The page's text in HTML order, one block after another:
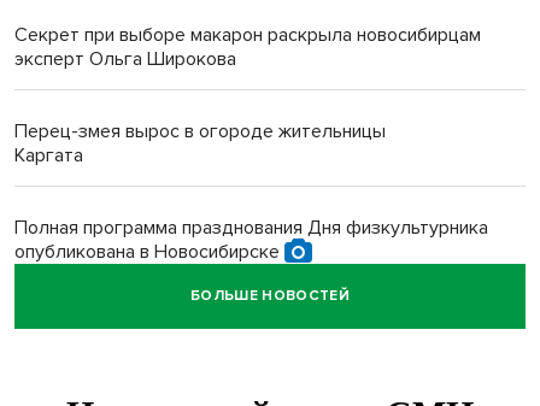
Секрет при выборе макарон раскрыла новосибирцам
эксперт Ольга Широкова
Перец-змея вырос в огороде жительницы
Каргата
Полная программа празднования Дня физкультурника
опубликована в Новосибирске
Прогноз погоды на 8-9 августа в Новосибирске сделали
БОЛЬШЕ НОВОСТЕЙ